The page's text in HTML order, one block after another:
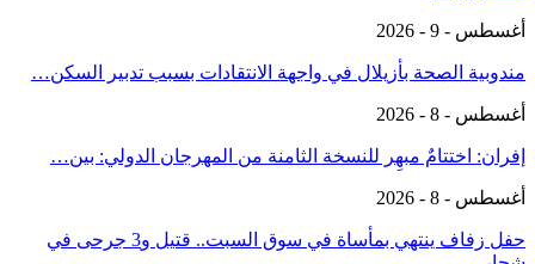
أغسطس - 9 - 2026
مندوبية الصحة بأزيلال في واجهة الانتقادات بسبب تدبير السكن…
أغسطس - 8 - 2026
إفران: اختتامٌ مبهِر للنسخة الثامنة من المهرجان الدولي: بين…
أغسطس - 8 - 2026
حفل زفاف ينتهي بمأساة في سوق السبت.. قتيل و3 جرحى في